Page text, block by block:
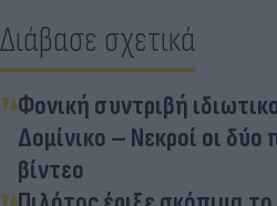
Διάβασε σχετικά
Φονική συντριβή
Δομίνικο – Νεκροί οι δύο
βίντεο